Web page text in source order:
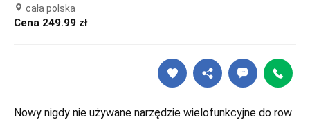
cała polska
Cena 249.99 zł
Nowy nigdy nie używane narzędzie wielofunkcyjne do row